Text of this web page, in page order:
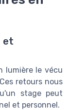
et
lumière le vécu
retours nous
stage peut
et personnel.